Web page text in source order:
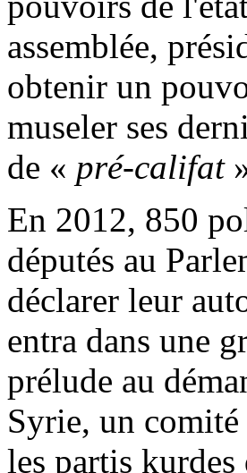
assemblée,
obtenir un
museler ses
de « pré-califat
En 2012, 850
députés au
déclarer leur
entra dans une
prélude au
Syrie, un
les partis